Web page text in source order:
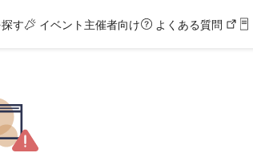
す イベント主催者向け よくある質問